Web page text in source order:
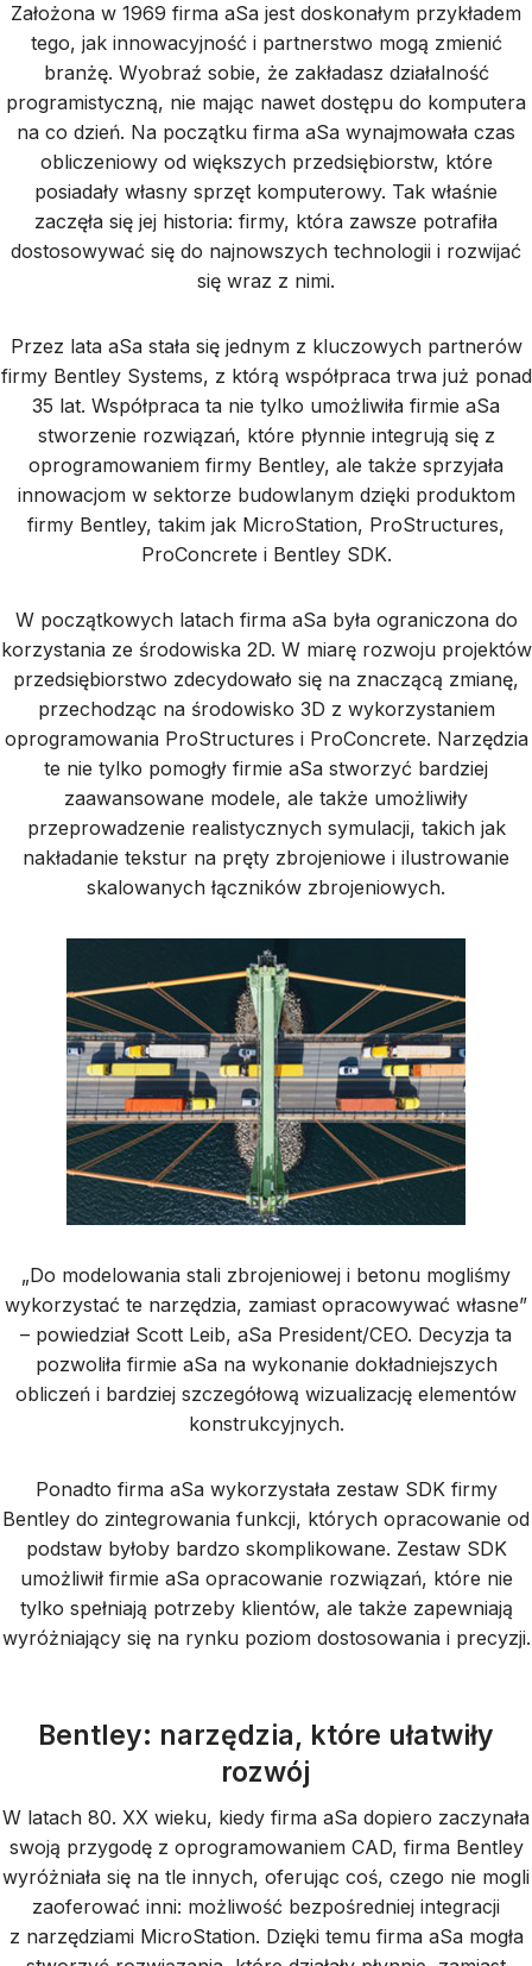
Założona w 1969 firma aSa jest doskonałym przykładem
tego, jak innowacyjność i partnerstwo mogą zmienić
branżę. Wyobraź sobie, że zakładasz działalność
programistyczną, nie mając nawet dostępu do komputera
na co dzień. Na początku firma aSa wynajmowała czas
obliczeniowy od większych przedsiębiorstw, które
posiadały własny sprzęt komputerowy. Tak właśnie
zaczęła się jej historia: firmy, która zawsze potrafiła
dostosowywać się do najnowszych technologii i rozwijać
się wraz z nimi.
Przez lata aSa stała się jednym z kluczowych partnerów
firmy Bentley Systems, z którą współpraca trwa już ponad
35 lat. Współpraca ta nie tylko umożliwiła firmie aSa
stworzenie rozwiązań, które płynnie integrują się z
oprogramowaniem firmy Bentley, ale także sprzyjała
innowacjom w sektorze budowlanym dzięki produktom
firmy Bentley, takim jak MicroStation, ProStructures,
ProConcrete i Bentley SDK.
W początkowych latach firma aSa była ograniczona do
korzystania ze środowiska 2D. W miarę rozwoju projektów
przedsiębiorstwo zdecydowało się na znaczącą zmianę,
przechodząc na środowisko 3D z wykorzystaniem
oprogramowania ProStructures i ProConcrete. Narzędzia
te nie tylko pomogły firmie aSa stworzyć bardziej
zaawansowane modele, ale także umożliwiły
przeprowadzenie realistycznych symulacji, takich jak
nakładanie tekstur na pręty zbrojeniowe i ilustrowanie
skalowanych łączników zbrojeniowych.
„Do modelowania stali zbrojeniowej i betonu mogliśmy
wykorzystać te narzędzia, zamiast opracowywać własne”
– powiedział Scott Leib, aSa President/CEO. Decyzja ta
pozwoliła firmie aSa na wykonanie dokładniejszych
obliczeń i bardziej szczegółową wizualizację elementów
konstrukcyjnych.
Ponadto firma aSa wykorzystała zestaw SDK firmy
Bentley do zintegrowania funkcji, których opracowanie od
podstaw byłoby bardzo skomplikowane. Zestaw SDK
umożliwił firmie aSa opracowanie rozwiązań, które nie
tylko spełniają potrzeby klientów, ale także zapewniają
wyróżniający się na rynku poziom dostosowania i precyzji.
Bentley: narzędzia, które ułatwiły
rozwój
W latach 80. XX wieku, kiedy firma aSa dopiero zaczynała
swoją przygodę z oprogramowaniem CAD, firma Bentley
wyróżniała się na tle innych, oferując coś, czego nie mogli
zaoferować inni: możliwość bezpośredniej integracji
z narzędziami MicroStation. Dzięki temu firma aSa mogła